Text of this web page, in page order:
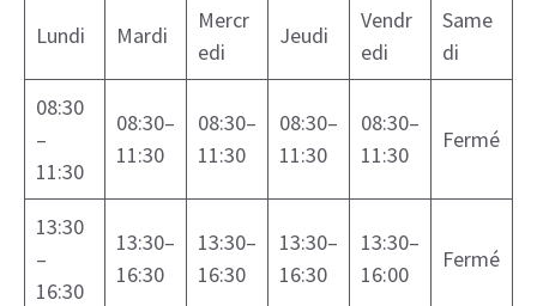
Lundi Mardi
Mercr
edi
Jeudi
Vendr
edi
Same
di
08:30
–
11:30
08:30–
11:30
08:30–
11:30
08:30–
11:30
08:30–
11:30
Fermé
13:30
–
16:30
13:30–
16:30
13:30–
16:30
13:30–
16:30
13:30–
16:00
Fermé